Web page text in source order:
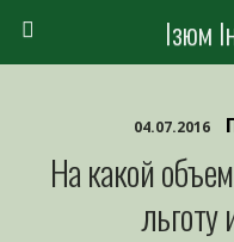
Ізюм
04.07.2016
На какой